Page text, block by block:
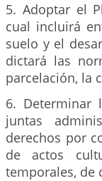
5. Adoptar el
cual incluirá
suelo y el
dictará las
parcelación, la
6. Determinar
juntas
derechos por
de actos
temporales, de